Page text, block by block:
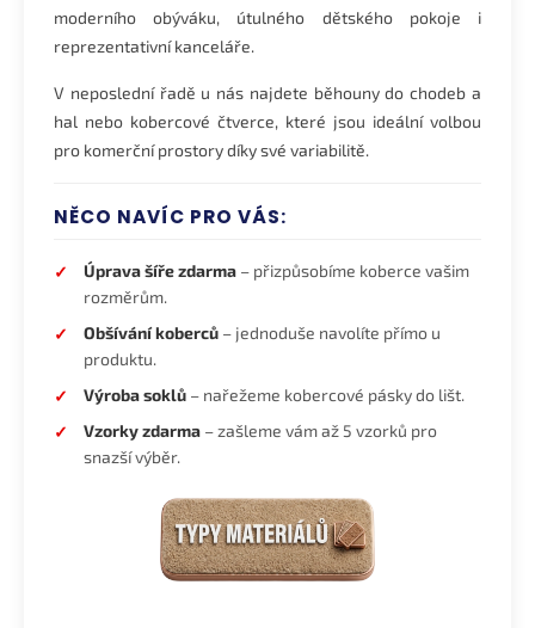
moderního obýváku, útulného dětského pokoje i
reprezentativní kanceláře.
V neposlední řadě u nás najdete běhouny do chodeb a
hal nebo kobercové čtverce, které jsou ideální volbou
pro komerční prostory díky své variabilitě.
NĚCO NAVÍC PRO VÁS:
Úprava šíře zdarma – přizpůsobíme koberce vašim
rozměrům.
Obšívání koberců – jednoduše navolíte přímo u
produktu.
Výroba soklů – nařežeme kobercové pásky do lišt.
Vzorky zdarma – zašleme vám až 5 vzorků pro
snazší výběr.